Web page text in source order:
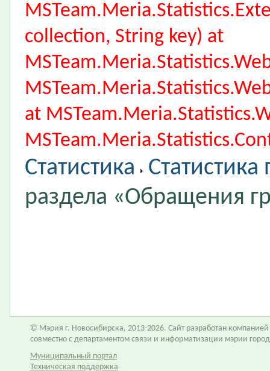
collection, String key) at
at
Статистика
раздела «Обращения
© Мэрия г. Новосибирска, 2013-2026. Сайт разработан компанией
совместно с департаментом связи и информатизации мэрии
Муниципальный портал
Техническая поддержка